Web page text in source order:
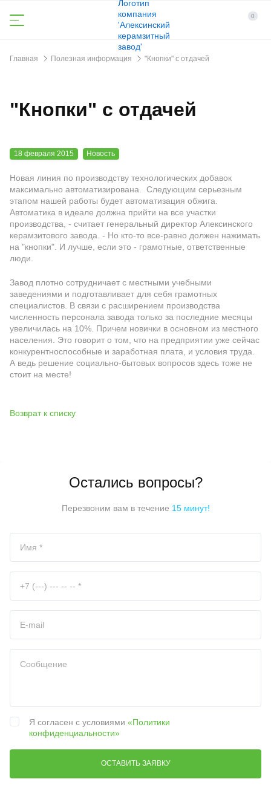
0
Главная Полезная информация "Кнопки" с отдачей
"Кнопки" с отдачей
18 февраля 2015 Новость
Новая линия по производству технологических добавок
максимально автоматизирована. Следующим серьезным
этапом нашей работы будет автоматизация обжига.
Автоматика в идеале должна прийти на все участки
производства, - считает генеральный директор Алексинского
керамзитового завода. - Но кто-то все-равно должен нажимать
на "кнопки". И лучше, если это - грамотные, ответственные
люди.
Завод плотно сотрудничает с местными учебными
заведениями и подготавливает для себя грамотных
специалистов. В связи с расширением производства
численность персонала завода только за последние месяцы
увеличилась на 10%. Причем новички в основном из местного
населения. Это говорит о том, что на предприятии уже сейчас
конкурентноспособные и заработная плата, и условия труда.
А ведь решение социально-бытовых вопросов здесь тоже не
стоит на месте!
Возврат к списку
Остались вопросы?
Перезвоним вам в течение 15 минут!
Я согласен с условиями «Политики
конфиденциальности»